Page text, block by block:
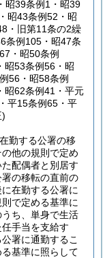
昭39条例1・昭39
昭43条例52・昭
・旧第11条の2繰
条例105・昭47条
・昭50条例
昭53条例56・昭
56・昭58条例
昭62条例41・平元
平15条例65・平
)
勤する公署の移
他の規則で定め
配偶者と別居す
の移転の直前の
在勤する公署に
で定める基準に
ち、単身で生活
手当を支給す
署に通勤するこ
基準に照らして